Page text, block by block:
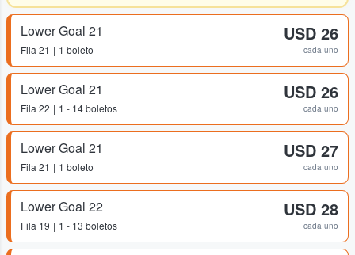
Lower Goal 21
Fila 21 1 boleto
USD 26
cada uno
Lower Goal 21
Fila 22 1 - 14 boletos
USD 26
cada uno
Lower Goal 21
Fila 21 1 boleto
USD 27
cada uno
Lower Goal 22
Fila 19 1 - 13 boletos
USD 28
cada uno